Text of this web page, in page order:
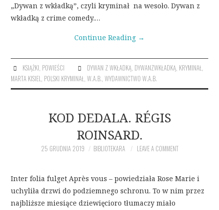
„Dywan z wkładką”, czyli kryminał na wesoło. Dywan z
wkładką z crime comedy.…
Continue Reading →
KSIĄŻKI POWIEŚCI DYWAN Z WKŁADKĄ, DYWANZWKŁADKĄ, KRYMINAŁ
MARTA KISIEL POLSKI KRYMINAŁ ,W.A.B. ,WYDAWNICTWO W.A.B.
KOD DEDALA. RÉGIS
ROINSARD.
25 GRUDNIA 2019 BIBLIOTEKARA LEAVE A COMMENT
Inter folia fulget Après vous – powiedziała Rose Marie i
uchyliła drzwi do podziemnego schronu. To w nim przez
najbliższe miesiące dziewięcioro tłumaczy miało